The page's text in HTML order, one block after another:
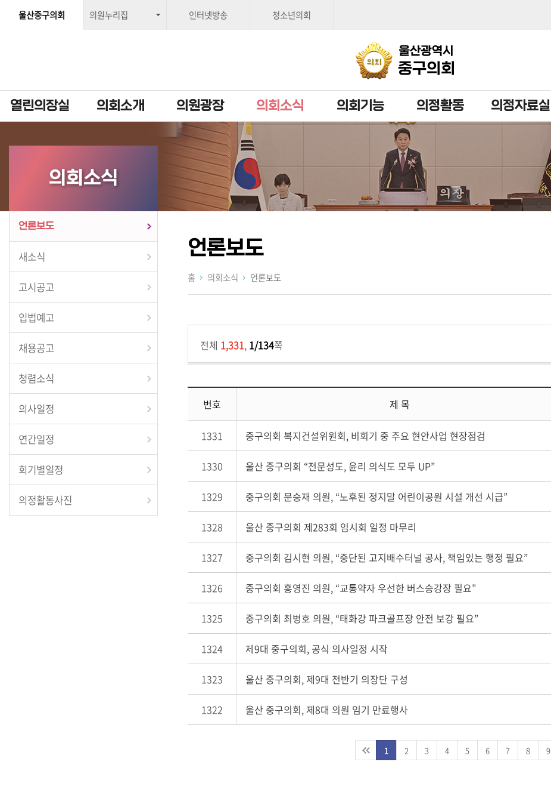
울산중구의회 의원누리집 인터넷방송 청소년의회
열린의장실 의회소개 의원광장 의회소식 의회기능 의정활동 의정자료실
의회소식
언론보도
새소식
고시공고
입법예고
채용공고
청렴소식
의사일정
연간일정
회기별일정
의정활동사진
홈 의회소식 언론보도
언론보도
전체 1,331, 1/134쪽
번호 제 목
1331 중구의회 복지건설위원회, 비회기 중 주요 현안사업 현장점검
1330 울산 중구의회 “전문성도, 윤리 의식도 모두 UP”
1329 중구의회 문승재 의원, “노후된 정지말 어린이공원 시설 개선 시급”
1328 울산 중구의회 제283회 임시회 일정 마무리
1327 중구의회 김시현 의원, “중단된 고지배수터널 공사, 책임있는 행정 필요”
1326 중구의회 홍영진 의원, “교통약자 우선한 버스승강장 필요”
1325 중구의회 최병호 의원, “태화강 파크골프장 안전 보강 필요”
1324 제9대 중구의회, 공식 의사일정 시작
1323 울산 중구의회, 제9대 전반기 의장단 구성
1322 울산 중구의회, 제8대 의원 임기 만료행사
1 2 3 4 5 6 7 8 9